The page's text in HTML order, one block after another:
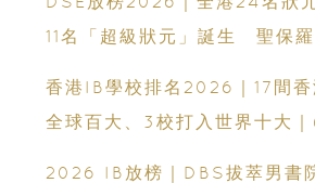
11名「超級狀元」誕生 聖保
香港IB學校排名2026｜17間
全球百大、3校打入世界十大
2026 IB放榜｜DBS拔萃男書